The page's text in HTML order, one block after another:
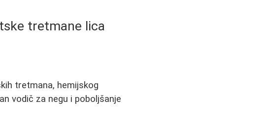
tretmane lica
tretmana, hemijskog
vodič za negu i poboljšanje